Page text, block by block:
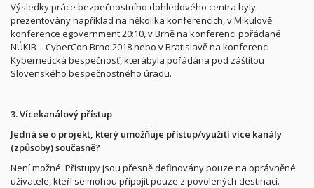
Výsledky práce bezpečnostního dohledového centra byly
prezentovány například na několika konferencích, v Mikulově
konference egovernment 20:10, v Brně na konferenci pořádané
NÚKIB – CyberCon Brno 2018 nebo v Bratislavě na konferenci
Kybernetická bespečnosť, kterábyla pořádána pod záštitou
Slovenského bespečnostného úradu.
3. Vícekanálový přístup
Jedná se o projekt, který umožňuje přístup/využití více kanály
(způsoby) současně?
Není možné. Přístupy jsou přesně definovány pouze na oprávněné
uživatele, kteří se mohou připojit pouze z povolených destinací.